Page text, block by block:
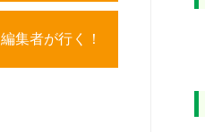
編集者が行く！